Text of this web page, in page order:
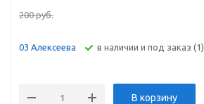
200руб.
03 Алексеева В наличии и под заказ (1)
В корзину